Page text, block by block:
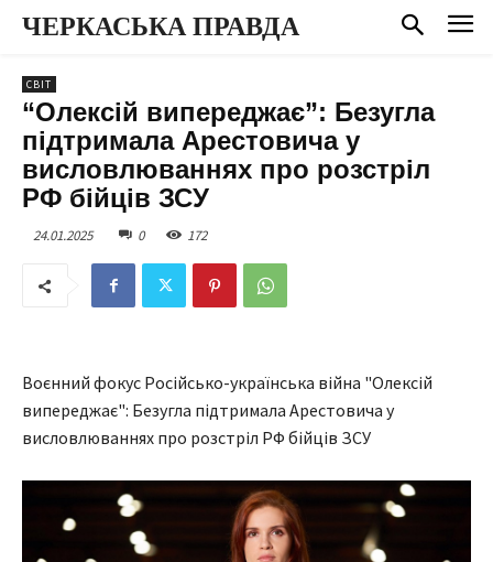
ЧЕРКАСЬКА ПРАВДА
СВІТ
“Олексій випереджає”: Безугла
підтримала Арестовича у
висловлюваннях про розстріл
РФ бійців ЗСУ
24.01.2025 0 172
Воєнний фокус Російсько-українська війна "Олексій
випереджає": Безугла підтримала Арестовича у
висловлюваннях про розстріл РФ бійців ЗСУ